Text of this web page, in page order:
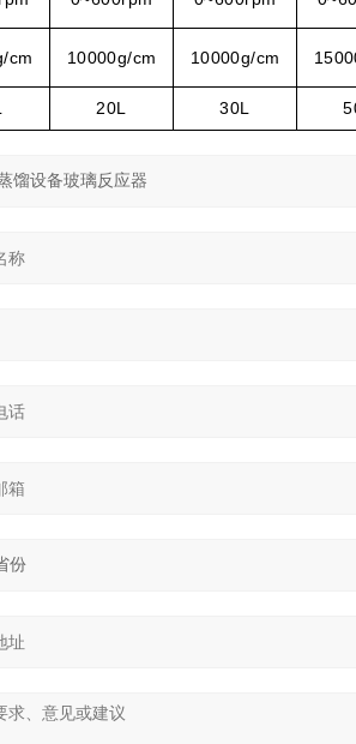
cm 10000g/cm 10000g/cm
20L 30L